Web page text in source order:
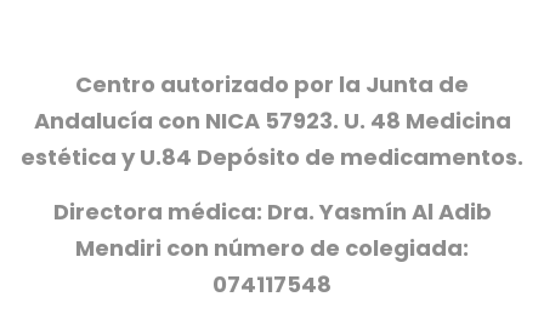
Centro autorizado por la Junta de
Andalucía con NICA 57923. U. 48 Medicina
estética y U.84 Depósito de medicamentos.
Directora médica: Dra. Yasmín Al Adib
Mendiri con número de colegiada:
074117548